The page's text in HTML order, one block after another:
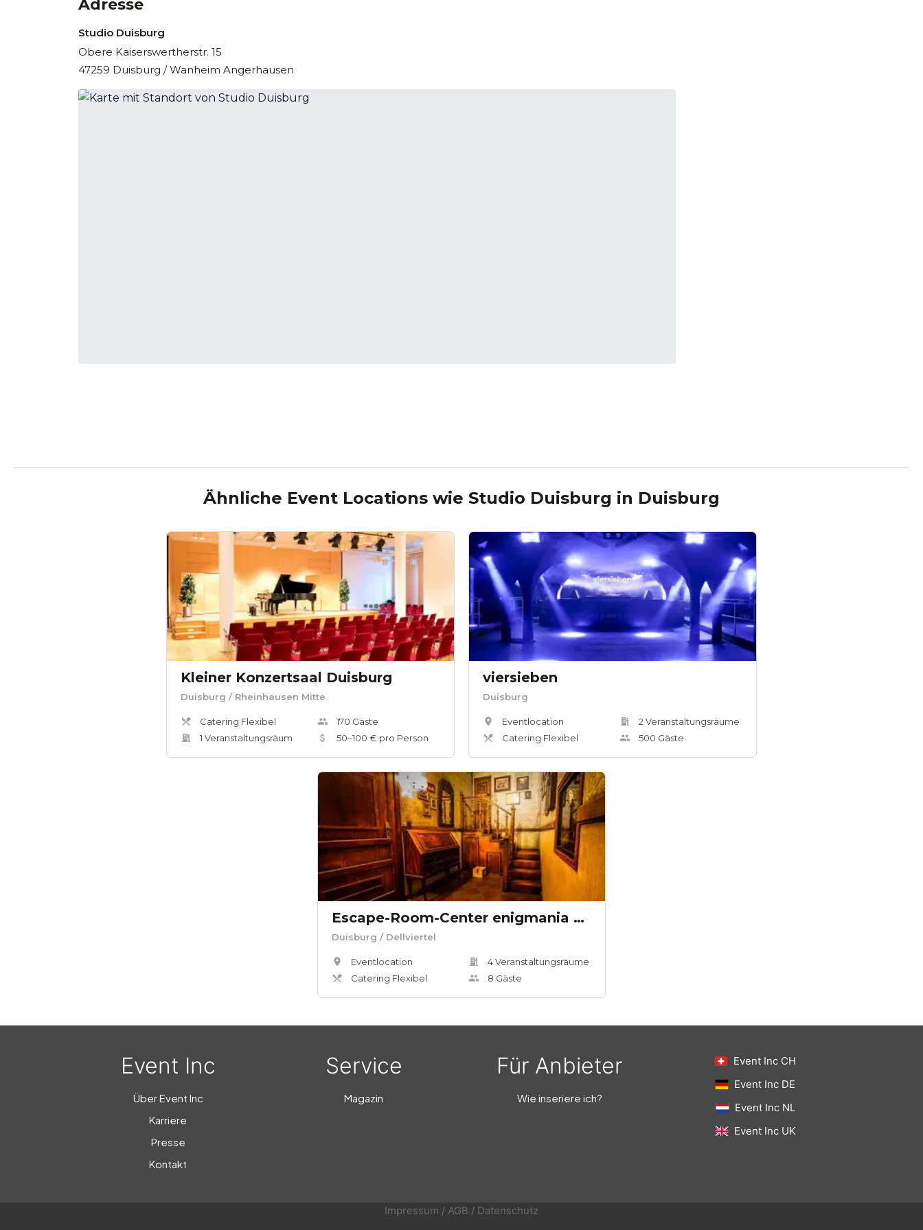
Adresse
Studio Duisburg
Obere Kaiserswertherstr. 15
47259 Duisburg / Wanheim Angerhausen
Ähnliche Event Locations wie Studio Duisburg in Duisburg
Kleiner Konzertsaal Duisburg
Duisburg / Rheinhausen Mitte
Catering Flexibel
1 Veranstaltungsräum
170 Gäste
50–100 € pro Person
viersieben
Duisburg
Eventlocation
Catering Flexibel
2 Veranstaltungsräume
500 Gäste
Escape-Room-Center enigmania Duisburg
Duisburg / Dellviertel
Eventlocation
Catering Flexibel
4Veranstaltungsräume
8 Gäste
Event Inc
Über Event Inc
Karriere
Presse
Kontakt
Service
Magazin
Für Anbieter
Wie inseriere ich?
Event Inc CH
Event Inc DE
Event Inc NL
Event Inc UK
Impressum / AGB / Datenschutz